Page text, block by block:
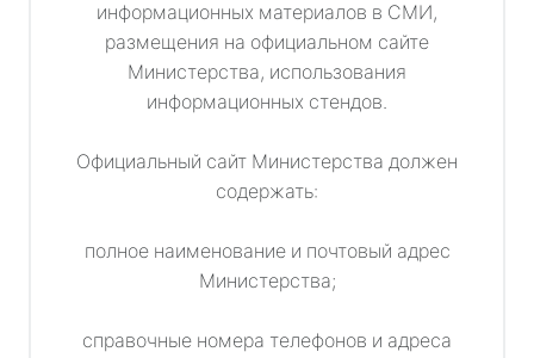
информационных материалов в СМИ,
размещения на официальном сайте
Министерства, использования
информационных стендов.
Официальный сайт Министерства должен
содержать:
полное наименование и почтовый адрес
Министерства;
справочные номера телефонов и адреса